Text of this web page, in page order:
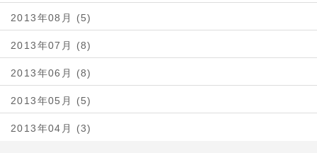
2013年08月 (5)
2013年07月 (8)
2013年06月 (8)
2013年05月 (5)
2013年04月 (3)